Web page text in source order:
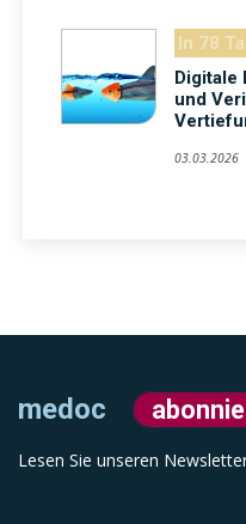
In 78
Digitale
und
03.03.2026
medoc
Lesen Sie unseren